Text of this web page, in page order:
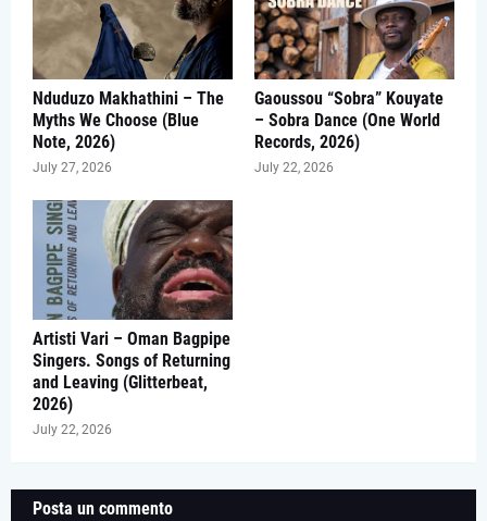
Nduduzo Makhathini – The
Myths We Choose (Blue
Note, 2026)
July 27, 2026
Gaoussou “Sobra” Kouyate
– Sobra Dance (One World
Records, 2026)
July 22, 2026
Artisti Vari – Oman Bagpipe
Singers. Songs of Returning
and Leaving (Glitterbeat,
2026)
July 22, 2026
Posta un commento